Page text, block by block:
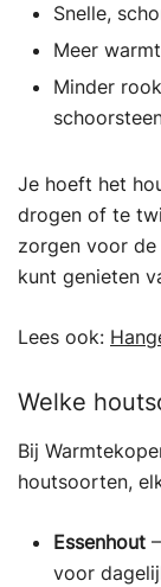
Snelle,
Meer
Minder
Je hoeft het
drogen of te
zorgen voor
kunt genieten
Lees ook:
Welke
Bij
houtsoorten,
Essenhout
voor